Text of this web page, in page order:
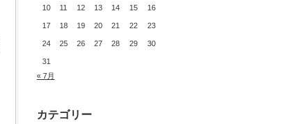
10 11 12 13 14 15 16
17 18 19 20 21 22 23
24 25 26 27 28 29 30
31
« 7月
カテゴリー